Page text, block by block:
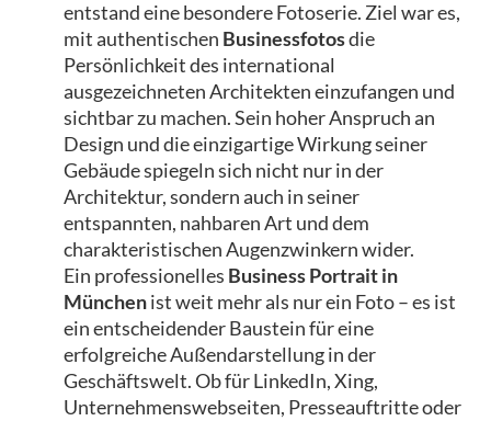
entstand eine besondere Fotoserie. Ziel war es,
mit authentischen Businessfotosdie
Persönlichkeit des international
ausgezeichneten Architekten einzufangen und
sichtbar zu machen. Sein hoher Anspruch an
Design und die einzigartige Wirkung seiner
Gebäude spiegeln sich nicht nur in der
Architektur, sondern auch in seiner
entspannten, nahbaren Art und dem
charakteristischen Augenzwinkern wider.
Ein professionelles Business Portrait in
Münchenist weit mehr als nur ein Foto – es ist
ein entscheidender Baustein für eine
erfolgreiche Außendarstellung in der
Geschäftswelt. Ob für LinkedIn, Xing,
Unternehmenswebseiten, Presseauftritte oder